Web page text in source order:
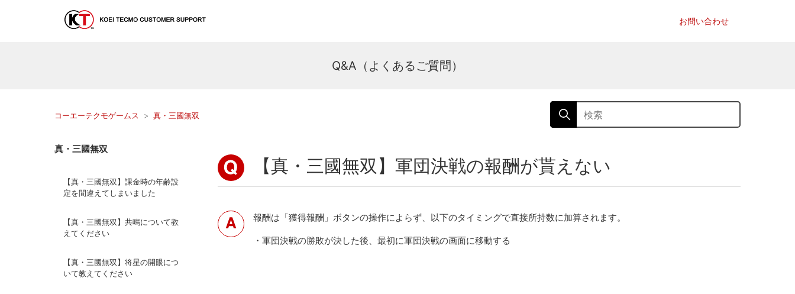
お問い合わせ
Q&A（よくあるご質問）
コーエーテクモゲームス 真・三國無双
真・三國無双
【真・三國無双】課金時の年齢設
定を間違えてしまいました
【真・三國無双】共鳴について教
えてください
【真・三國無双】将星の開眼につ
いて教えてください
【真・三國無双】軍団決戦の報酬が貰えない
報酬は「獲得報酬」ボタンの操作によらず、以下のタイミングで直接所持数に加算されます。
・軍団決戦の勝敗が決した後、最初に軍団決戦の画面に移動する